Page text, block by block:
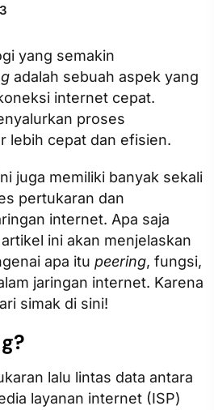
yang semakin
adalah sebuah aspek yang
internet cepat.
proses
lebih cepat dan efisien.
juga memiliki banyak sekali
pertukaran dan
internet. Apa saja
ini akan menjelaskan
apa itu peering, fungsi,
jaringan internet. Karena
simak di sini!
lalu lintas data antara
layanan internet (ISP)